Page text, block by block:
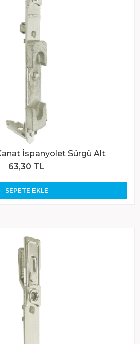
İspanyolet Sürgü Alt
63,30 TL
SEPETE EKLE